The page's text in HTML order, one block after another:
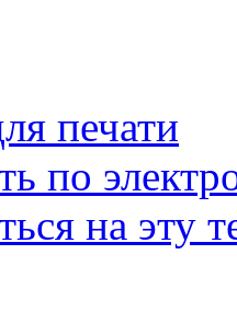
печати
по
на эту